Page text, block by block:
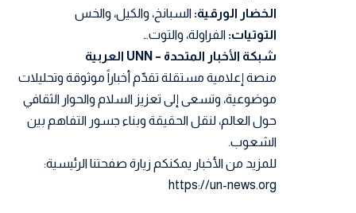
الخضار الورقية:السبانخ، والكيل، والخس
التوتيات:الفراولة، والتوت…
شبكة الأخبار المتحدة – UNN العربية
منصة إعلامية مستقلة تقدّم أخباراً موثوقة وتحليلات
موضوعية، وتسعى إلى تعزيز السلام والحوار الثقافي
حول العالم، لنقل الحقيقة وبناء جسور التفاهم بين
الشعوب.
للمزيد من الأخبار يمكنكم زيارة صفحتنا الرئيسية:
https://un-news.org